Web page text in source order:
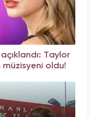
Taylor
oldu!